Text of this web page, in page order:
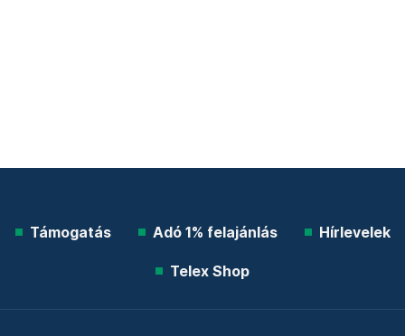
Támogatás Adó 1% felajánlás Hírlevelek
Telex Shop